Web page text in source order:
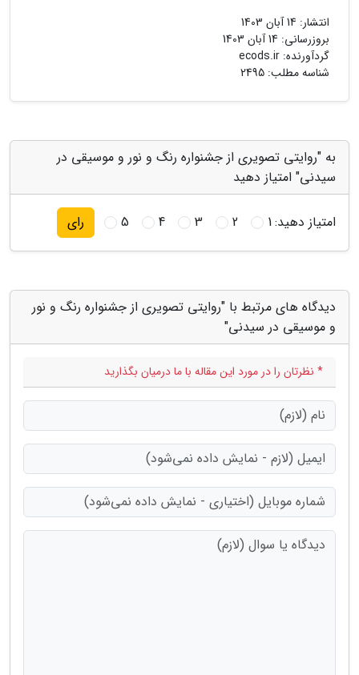
انتشار: 14 آبان 1403
بروزرسانی: 14 آبان 1403
گردآورنده: ecods.ir
شناسه مطلب: 2495
به "روایتی تصویری از جشنواره رنگ و نور و موسیقی در
سیدنی" امتیاز دهید
امتیاز دهید:1
2
3
4
5 رای
دیدگاه های مرتبط با "روایتی تصویری از جشنواره رنگ و نور
و موسیقی در سیدنی"
* نظرتان را در مورد این مقاله با ما درمیان بگذارید